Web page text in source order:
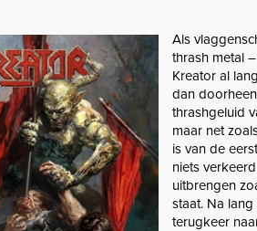
Als
thrash metal
Kreator al
dan
thrashgeluid
maar net
is van de
niets
uitbrengen
staat. Na
terugkeer